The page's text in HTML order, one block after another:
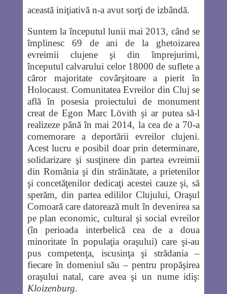
această iniţiativă n-a avut sorţi de izbândă.
Suntem la începutul lunii mai 2013, când se
împlinesc 69 de ani de la ghetoizarea
evreimii clujene şi din împrejurimi,
începutul calvarului celor 18000 de suflete a
căror majoritate covârşitoare a pierit în
Holocaust. Comunitatea Evreilor din Cluj se
află în posesia proiectului de monument
creat de Egon Marc Lövith şi ar putea să-l
realizeze până în mai 2014, la cea de a 70-a
comemorare a deportării evreilor clujeni.
Acest lucru e posibil doar prin determinare,
solidarizare şi susţinere din partea evreimii
din România şi din străinătate, a prietenilor
şi concetăţenilor dedicaţi acestei cauze şi, să
sperăm, din partea edililor Clujului, Oraşul
Comoară care datorează mult în devenirea sa
pe plan economic, cultural şi social evreilor
(în perioada interbelică cea de a doua
minoritate în populaţia oraşului) care şi-au
pus competenţa, iscusinţa şi strădania –
fiecare în domeniul său – pentru propăşirea
oraşului natal, care avea şi un nume idiş:
Kloizenburg.